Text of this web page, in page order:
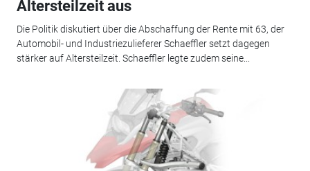
Altersteilzeit aus
Die Politik diskutiert über die Abschaffung der Rente mit 63, der
Automobil- und Industriezulieferer Schaeffler setzt dagegen
stärker auf Altersteilzeit. Schaeffler legte zudem seine...